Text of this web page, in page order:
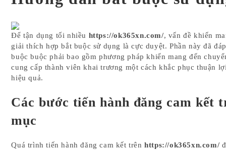
Để tận dụng tối nhiều https://ok365xn.com/, vấn đề khiến
giải thích hợp bắt buộc sử dụng là cực duyệt. Phần này đã
buộc buộc phải bao gồm phương pháp khiến mang đến
cung cấp thành viên khai trương một cách khắc phục thuận
hiệu quả.
Các bước tiến hành đăng cam kết
mục
Quá trình tiến hành đăng cam kết trênhttps://ok365xn.com/